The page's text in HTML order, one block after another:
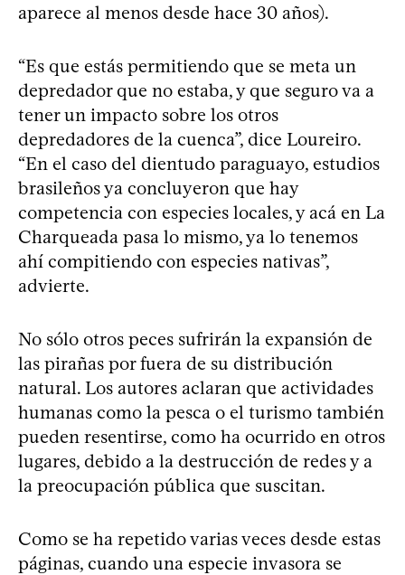
aparece al menos desde hace 30 años).
“Es que estás permitiendo que se meta un
depredador que no estaba, y que seguro va a
tener un impacto sobre los otros
depredadores de la cuenca”, dice Loureiro.
“En el caso del dientudo paraguayo, estudios
brasileños ya concluyeron que hay
competencia con especies locales, y acá en La
Charqueada pasa lo mismo, ya lo tenemos
ahí compitiendo con especies nativas”,
advierte.
No sólo otros peces sufrirán la expansión de
las pirañas por fuera de su distribución
natural. Los autores aclaran que actividades
humanas como la pesca o el turismo también
pueden resentirse, como ha ocurrido en otros
lugares, debido a la destrucción de redes y a
la preocupación pública que suscitan.
Como se ha repetido varias veces desde estas
páginas, cuando una especie invasora se